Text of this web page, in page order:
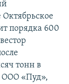
порядка 600
тонн в
ООО «Пуд»,